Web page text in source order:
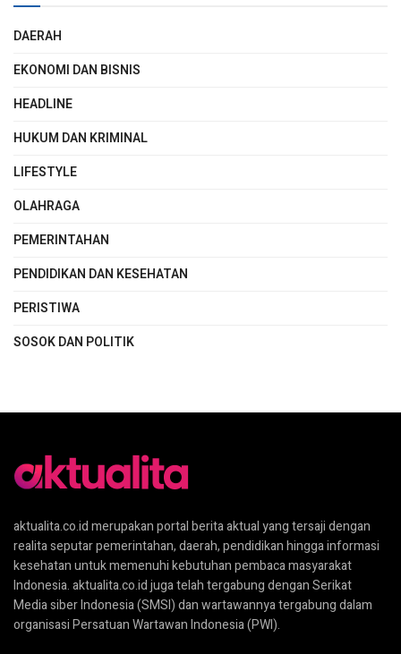
DAERAH
EKONOMI DAN BISNIS
HEADLINE
HUKUM DAN KRIMINAL
LIFESTYLE
OLAHRAGA
PEMERINTAHAN
PENDIDIKAN DAN KESEHATAN
PERISTIWA
SOSOK DAN POLITIK
aktualita.co.id merupakan portal berita aktual yang tersaji dengan
realita seputar pemerintahan, daerah, pendidikan hingga informasi
kesehatan untuk memenuhi kebutuhan pembaca masyarakat
Indonesia. aktualita.co.id juga telah tergabung dengan Serikat
Media siber Indonesia (SMSI) dan wartawannya tergabung dalam
organisasi Persatuan Wartawan Indonesia (PWI).